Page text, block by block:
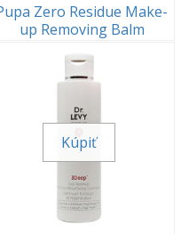
Zero Residue Make-
up Removing Balm
Kúpiť